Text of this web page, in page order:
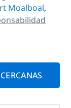
Moalboal,